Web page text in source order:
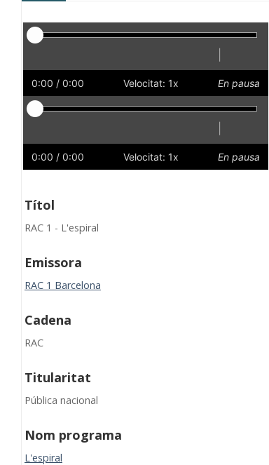
Reproductor
Lent
0:00 / 0:00 Velocitat: 1x En pausa
Reproductor
Lent
0:00 / 0:00 Velocitat: 1x En pausa
Títol
RAC 1 - L'espiral
Emissora
RAC 1 Barcelona
Cadena
RAC
Titularitat
Pública nacional
Nom programa
L'espiral